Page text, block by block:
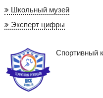
Школьный музей
Эксперт цифры
Спортивный